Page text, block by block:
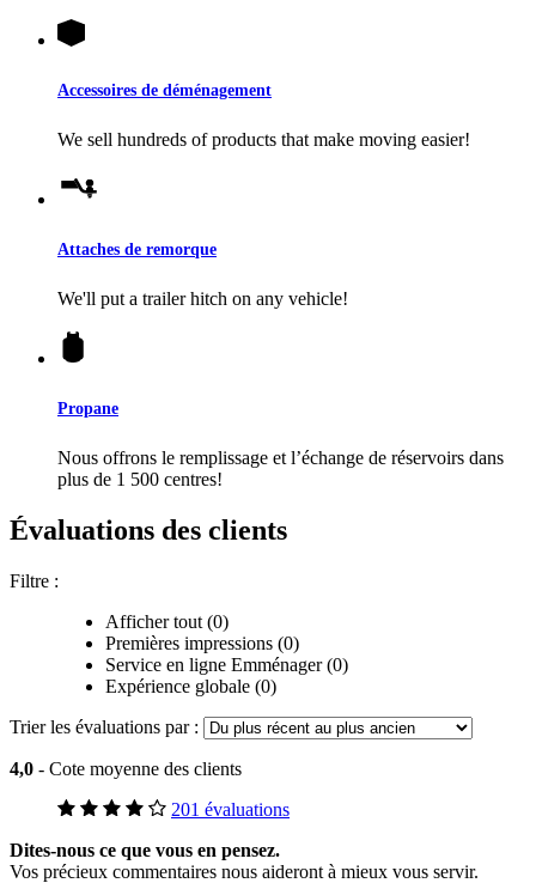
Accessoires de déménagement
We sell hundreds of products that make moving easier!
Attaches de remorque
We'll put a trailer hitch on any vehicle!
Propane
Nous offrons le remplissage et l’échange de réservoirs dans
plus de 1 500 centres!
Évaluations des clients
Filtre :
Afficher tout (0)
Premières impressions (0)
Service en ligne Emménager (0)
Expérience globale (0)
Trier les évaluations par :
4,0 - Cote moyenne des clients
201 évaluations
Dites-nous ce que vous en pensez.
Vos précieux commentaires nous aideront à mieux vous servir.